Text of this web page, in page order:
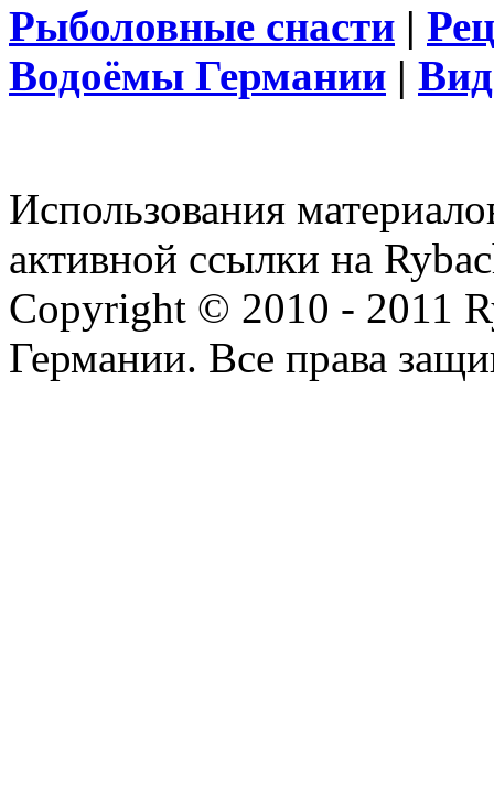
Рыболовные снасти |
Водоёмы Германии |
Использования
активной ссылки на
Copyright © 2010 - 2011
Германии. Все права